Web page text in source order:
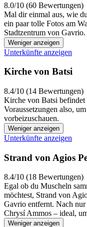
8.0/10 (60 Bewertungen)
Mal dir einmal aus, wie
ein paar tolle Fotos am
Stadtzentrum von Gavrio.
Weniger anzeigen
Unterkünfte anzeigen
Kirche von Batsi
8.4/10 (14 Bewertungen)
Kirche von Batsi
Voraussetzungen also,
vorbeizuschauen.
Weniger anzeigen
Unterkünfte anzeigen
Strand von Agios
8.4/10 (18 Bewertungen)
Egal ob du Muscheln
möchtest, Strand von
Gavrio entfernt. Nach
Chrysí Ammos – ideal,
Weniger anzeigen